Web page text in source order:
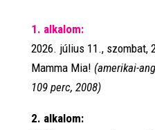
1. alkalom:
2026. július 11., szombat,
Mamma Mia! (amerikai-
109 perc, 2008)
2. alkalom: